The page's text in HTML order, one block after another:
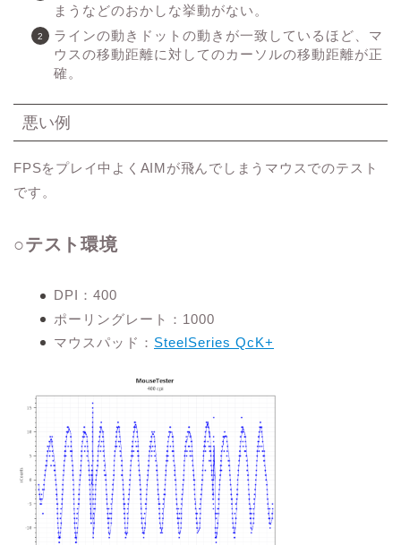
まうなどのおかしな挙動がない。
ラインの動きドットの動きが一致しているほど、マ
ウスの移動距離に対してのカーソルの移動距離が正
確。
悪い例
FPSをプレイ中よくAIMが飛んでしまうマウスでのテスト
です。
○テスト環境
DPI：400
ポーリングレート：1000
マウスパッド： SteelSeries QcK+